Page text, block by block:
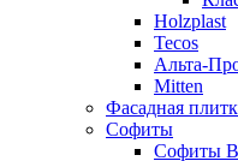
Holzplast
Tecos
Альта-
Mitten
Фасадная
Софиты
Софиты